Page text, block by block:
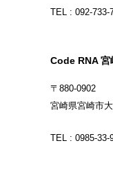
TEL : 092-
Code RNA 宮
〒880-0902
宮崎県宮崎市
TEL : 0985-